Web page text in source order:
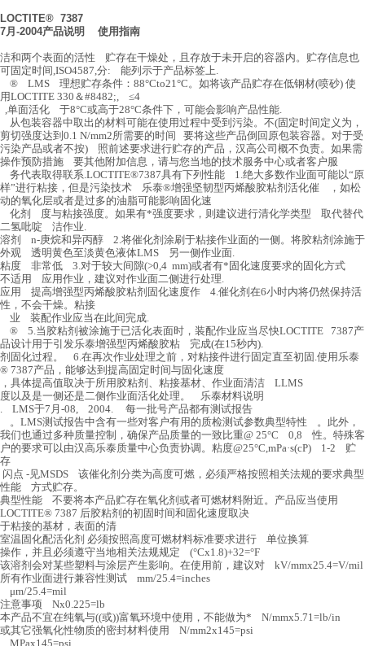
LOCTITE® 7387
7月-2004产品说明 使用指南
洁和两个表面的活性 贮存在干燥处，且存放于未开启的容器内。贮存信息也
可固定时间,ISO4587,分: 能列示于产品标签上.
® LMS 理想贮存条件：88°Cto21°C。如将该产品贮存在低钢材(喷砂) 使
用LOCTITE 330＆#8482;, ≤4
,单面活化 于8°C或高于28°C条件下，可能会影响产品性能.
从包装容器中取出的材料可能在使用过程中受到污染。不(固定时间定义为，
剪切强度达到0.1 N/mm2所需要的时间 要将这些产品倒回原包装容器。对于受
污染产品或者不按) 照前述要求进行贮存的产品，汉高公司概不负责。如果需
操作预防措施 要其他附加信息，请与您当地的技术服务中心或者客户服
务代表取得联系.LOCTITE®7387具有下列性能 1.绝大多数作业面可能以“原
样”进行粘接，但是污染技术 乐泰®增强坚韧型丙烯酸胶粘剂活化催 ，如松
动的氧化层或者是过多的油脂可能影响固化速
化剂 度与粘接强度。如果有*强度要求，则建议进行清化学类型 取代替代
二氢吡啶 洁作业.
溶剂 n-庚烷和异丙醇 2.将催化剂涂刷于粘接作业面的一侧。将胶粘剂涂施于
外观 透明黄色至淡黄色液体LMS 另一侧作业面.
粘度 非常低 3.对于较大间隙(>0,4 mm)或者有*固化速度要求的固化方式
不适用 应用作业，建议对作业面二侧进行处理.
应用 提高增强型丙烯酸胶粘剂固化速度作 4.催化剂在6小时内将仍然保持活
性，不会干燥。粘接
业 装配作业应当在此间完成.
® 5.当胶粘剂被涂施于已活化表面时，装配作业应当尽快LOCTITE 7387产
品设计用于引发乐泰增强型丙烯酸胶粘 完成(在15秒内).
剂固化过程。 6.在再次作业处理之前，对粘接件进行固定直至初固.使用乐泰
® 7387产品，能够达到提高固定时间与固化速度
，具体提高值取决于所用胶粘剂、粘接基材、作业面清洁 LLMS
度以及是一侧还是二侧作业面活化处理。 乐泰材料说明
. LMS于7月-08, 2004. 每一批号产品都有测试报告
。LMS测试报告中含有一些对客户有用的质检测试参数典型特性 。此外，
我们也通过多种质量控制，确保产品质量的一致比重@ 25°C 0,8 性。特殊客
户的要求可以由汉高乐泰质量中心负责协调。粘度@25°C,mPa·s(cP) 1-2 贮
存
闪点 -见MSDS 该催化剂分类为高度可燃，必须严格按照相关法规的要求典型
性能 方式贮存。
典型性能 不要将本产品贮存在氧化剂或者可燃材料附近。产品应当使用
LOCTITE® 7387 后胶粘剂的初固时间和固化速度取决
于粘接的基材，表面的清
室温固化配活化剂 必须按照高度可燃材料标准要求进行 单位换算
操作，并且必须遵守当地相关法规规定 (°Cx1.8)+32=°F
该溶剂会对某些塑料与涂层产生影响。在使用前，建议对 kV/mmx25.4=V/mil
所有作业面进行兼容性测试 mm/25.4=inches
μm/25.4=mil
注意事项 Nx0.225=lb
本产品不宜在纯氧与((或))富氧环境中使用，不能做为* N/mmx5.71=lb/in
或其它强氧化性物质的密封材料使用 N/mm2x145=psi
MPax145=psi